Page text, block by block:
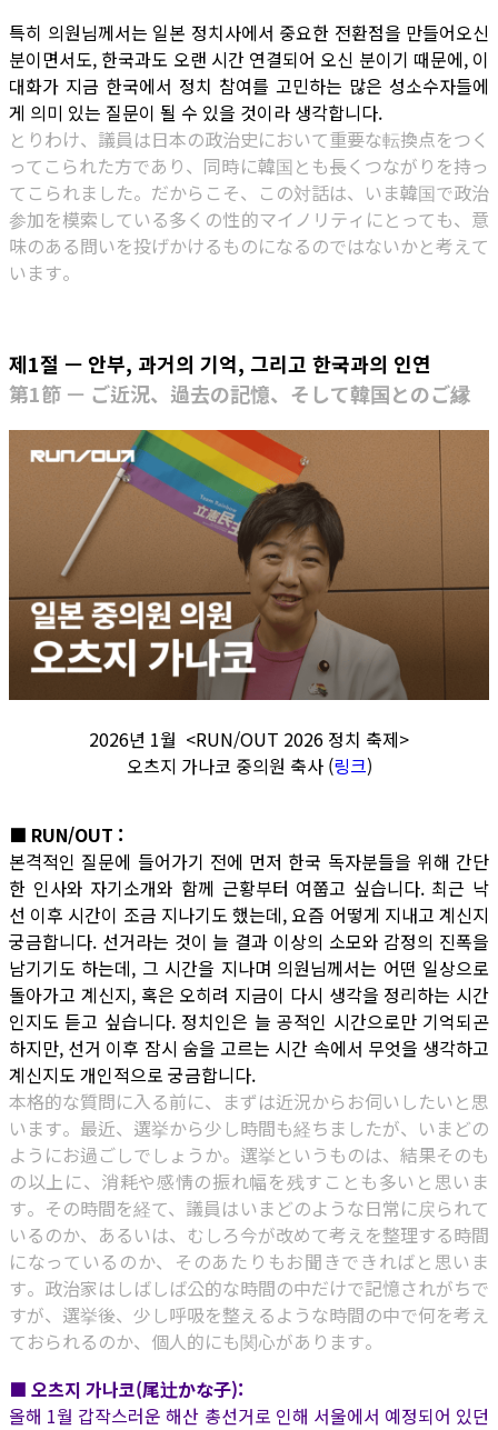
특히 의원님께서는 일본 정치사에서 중요한 전환점을 만들어오신
분이면서도, 한국과도 오랜 시간 연결되어 오신 분이기 때문에, 이
대화가 지금 한국에서 정치 참여를 고민하는 많은 성소수자들에
게 의미 있는 질문이 될 수 있을 것이라 생각합니다.
とりわけ、議員は日本の政治史において重要な転換点をつく
ってこられた方であり、同時に韓国とも長くつながりを持っ
てこられました。だからこそ、この対話は、いま韓国で政治
参加を模索している多くの性的マイノリティにとっても、意
味のある問いを投げかけるものになるのではないかと考えて
います。
제1절 — 안부, 과거의 기억, 그리고 한국과의 인연
第1節 — ご近況、過去の記憶、そして韓国とのご縁
2026년 1월 <RUN/OUT 2026 정치 축제>
오츠지 가나코 중의원 축사 (링크)
■ RUN/OUT :
본격적인 질문에 들어가기 전에 먼저 한국 독자분들을 위해 간단
한 인사와 자기소개와 함께 근황부터 여쭙고 싶습니다. 최근 낙
선 이후 시간이 조금 지나기도 했는데, 요즘 어떻게 지내고 계신지
궁금합니다. 선거라는 것이 늘 결과 이상의 소모와 감정의 진폭을
남기기도 하는데, 그 시간을 지나며 의원님께서는 어떤 일상으로
돌아가고 계신지, 혹은 오히려 지금이 다시 생각을 정리하는 시간
인지도 듣고 싶습니다. 정치인은 늘 공적인 시간으로만 기억되곤
하지만, 선거 이후 잠시 숨을 고르는 시간 속에서 무엇을 생각하고
계신지도 개인적으로 궁금합니다.
本格的な質問に入る前に、まずは近況からお伺いしたいと思
います。最近、選挙から少し時間も経ちましたが、いまどの
ようにお過ごしでしょうか。選挙というものは、結果そのも
の以上に、消耗や感情の振れ幅を残すことも多いと思いま
す。その時間を経て、議員はいまどのような日常に戻られて
いるのか、あるいは、むしろ今が改めて考えを整理する時間
になっているのか、そのあたりもお聞きできればと思いま
す。政治家はしばしば公的な時間の中だけで記憶されがちで
すが、選挙後、少し呼吸を整えるような時間の中で何を考え
ておられるのか、個人的にも関心があります。
■ 오츠지 가나코(尾辻かな子):
올해 1월 갑작스러운 해산 총선거로 인해 서울에서 예정되어 있던